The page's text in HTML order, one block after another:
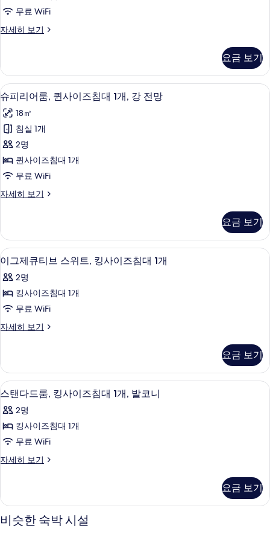
사
진
보
기
강
전
망
보
기
퀸
이
침
대
1
개,
시
내
전
망
사
두
보
기
무료 WiFi
자세히 보기
슈
룸,
퀸
사
이
즈
침
대
개,
시
내
전
히
보
기
요금 보기
슈
피
리
어
룸,
퀸
이
침
대
1
개,
강
전
망
모
두
보
기
슈피리어룸, 퀸사이즈침대 1개, 강 전
12
슈피리어룸, 퀸사이즈침대 1개, 강 전망
18㎡
침실 1개
2명
퀸사이즈침대 1개
무료 WiFi
자세히 보기
슈
룸,
퀸
사
이
즈
침
개,
강
자
히
보
기
요금 보기
이
그
제
큐
브
위
트,
킹
사
이
즈
침
개
사
이그제큐티브 스위트, 킹사이즈침대
7
이그제큐티브 스위트, 킹사이즈침대 1개
2명
킹사이즈침대 1개
무료 WiFi
자세히 보기
이
티
브
스
트,
킹
이
즈
침
개
세
요금 보기
스
탠
다
드
킹
이
즈
침
스탠다드룸, 킹사이즈침대 1개, 발코
8
스탠다드룸, 킹사이즈침대 1개, 발코니
2명
킹사이즈침대 1개
무료 WiFi
자세히 보기
스
룸,
킹
사
요금 보기
비슷한 숙박 시설